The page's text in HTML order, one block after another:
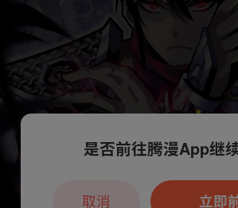
本章节仅支持App阅读，可打
户7天免费看
是否前往腾漫App继
立即
取消